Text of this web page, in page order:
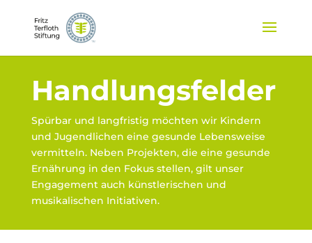
Handlungsfelder
Spürbar und langfristig möchten wir Kindern
und Jugendlichen eine gesunde Lebensweise
vermitteln. Neben Projekten, die eine gesunde
Ernährung in den Fokus stellen, gilt unser
Engagement auch künstlerischen und
musikalischen Initiativen.